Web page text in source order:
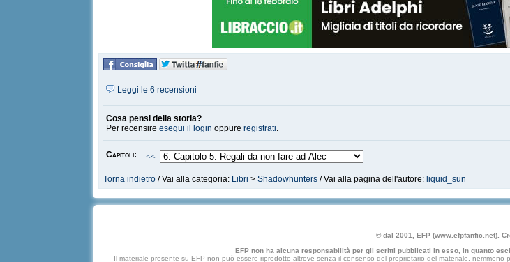
Leggi le 6 recensioni
Cosa pensi della storia?
Per recensireesegui il login oppureregistrati
Capitoli: <<
Torna indietro / Vai alla categoria: Libri >Shadowhunters / Vai alla pagina dell'autore:liquid_sun
© dal 2001, EFP (www.efpfanfic.net).
EFP non ha alcuna responsabilità per gli scritti pubblicati in esso, in quanto
Il materiale presente su EFP non può essere riprodotto altrove senza il consenso del proprietario del materiale,